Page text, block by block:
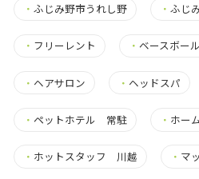
・ ふじみ野市うれし野 ・ふじ
・ フリーレント ・ ベースボー
・ ヘアサロン ・ ヘッドスパ
・ ペットホテル 常駐 ・ ホー
・ ホットスタッフ 川越 ・ マ